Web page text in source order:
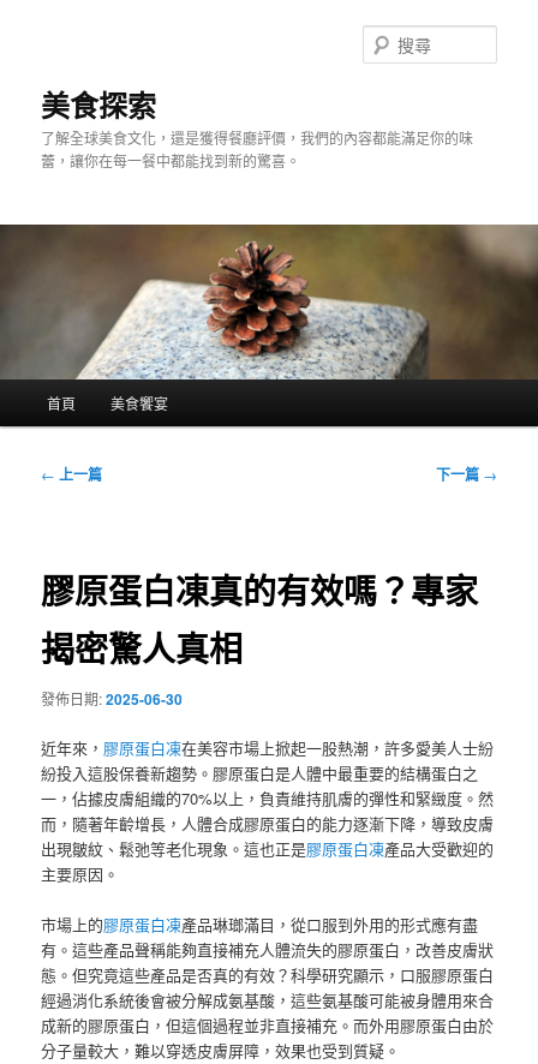
美食探索
了解全球美食文化，還是獲得餐廳評價，我們的內容都能滿足你的味
蕾，讓你在每一餐中都能找到新的驚喜。
尋
首頁 美食饗宴
文
← 上一篇 下一篇 →
膠原蛋白凍真的有效嗎？專家
揭密驚人真相
發佈日期:2025-06-30
近年來，膠原蛋白凍在美容市場上掀起一股熱潮，許多愛美人士紛
紛投入這股保養新趨勢。膠原蛋白是人體中最重要的結構蛋白之
一，佔據皮膚組織的70%以上，負責維持肌膚的彈性和緊緻度。然
而，隨著年齡增長，人體合成膠原蛋白的能力逐漸下降，導致皮膚
出現皺紋、鬆弛等老化現象。這也正是膠原蛋白凍產品大受歡迎的
主要原因。
市場上的膠原蛋白凍產品琳瑯滿目，從口服到外用的形式應有盡
有。這些產品聲稱能夠直接補充人體流失的膠原蛋白，改善皮膚狀
態。但究竟這些產品是否真的有效？科學研究顯示，口服膠原蛋白
經過消化系統後會被分解成氨基酸，這些氨基酸可能被身體用來合
成新的膠原蛋白，但這個過程並非直接補充。而外用膠原蛋白由於
分子量較大，難以穿透皮膚屏障，效果也受到質疑。